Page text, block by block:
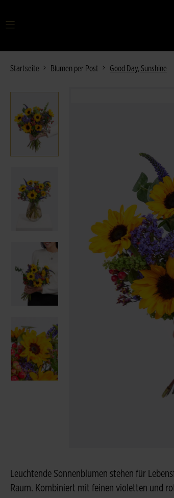
Startseite Blumen per Post Good Day, Sunshine
Leuchtende Sonnenblumen stehen für
Raum. Kombiniert mit feinen violetten und